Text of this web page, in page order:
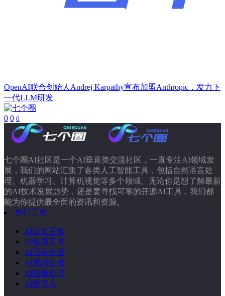
OpenAI联合创始人Andrej Karpathy宣布加盟Anthropic，发力下
一代LLM研发
0 0 0
七个圈AI社区是一个AI垂直类交流社区，一直专注AI领域发
展，我们的网站汇集了各类人工智能工具，包括自然语言处
理、机器学习、计算机视觉等多个领域。无论你是想了解最新
的AI技术发展趋势，还是要寻找可靠的开源AI工具，我们都
能为你提供最全面的资讯和资源。
热门工具
AI论文写作
AI绘画工具
AI语音合成
AI视频生成
AI图像处理
AI数字人